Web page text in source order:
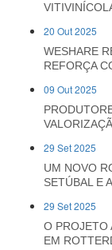
20 Out 2025
WESHARE
REFORÇA
09 Out 2025
29 Set 2025
UM NOVO
SETÚBAL E
29 Set 2025
O PROJETO
EM